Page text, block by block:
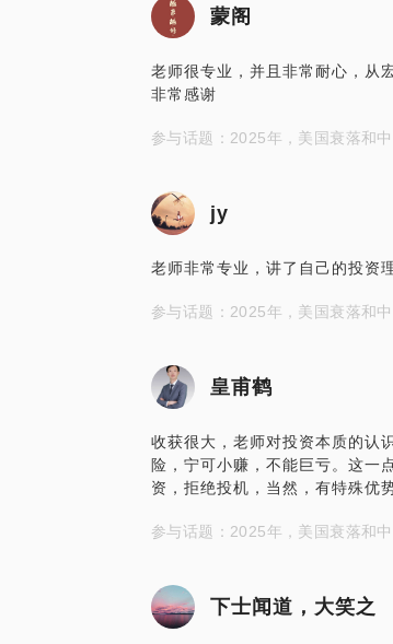
蒙阁
老师很专业，并且非常耐心，从
非常感谢
参与话题：2025年，美国衰落和
jy
老师非常专业，讲了自己的投资
参与话题：2025年，美国衰落和
皇甫鹤
收获很大，老师对投资本质的认
险，宁可小赚，不能巨亏。这一
资，拒绝投机，当然，有特殊优
参与话题：2025年，美国衰落和
下士闻道，大笑之